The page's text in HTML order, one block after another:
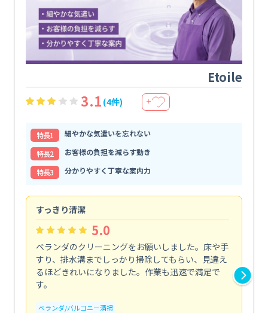
Etoile
3.1 (4件) ＋
特⻑1
細やかな気遣いを忘れない
特⻑2
お客様の負担を減らす動き
特⻑3
分かりやすく丁寧な案内力
すっきり清潔
5.0
ベランダのクリーニングをお願いしました。床や手
すり、排水溝までしっかり掃除してもらい、見違え
るほどきれいになりました。作業も迅速で満足で
す。
ベランダ/バルコニー清掃